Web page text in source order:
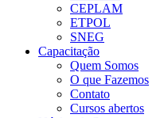
CEPLAM
ETPOL
SNEG
Capacitação
Quem Somos
O que Fazemos
Contato
Cursos abertos